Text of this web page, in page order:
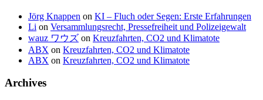
Jörg Knappen on KI – Fluch oder Segen: Erste Erfahrungen
Li on Versammlungsrecht, Pressefreiheit und Polizeigewalt
wauz ワウズ on Kreuzfahrten, CO2 und Klimatote
ABX on Kreuzfahrten, CO2 und Klimatote
ABX on Kreuzfahrten, CO2 und Klimatote
Archives